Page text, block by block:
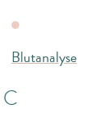
Blutanalyse
C